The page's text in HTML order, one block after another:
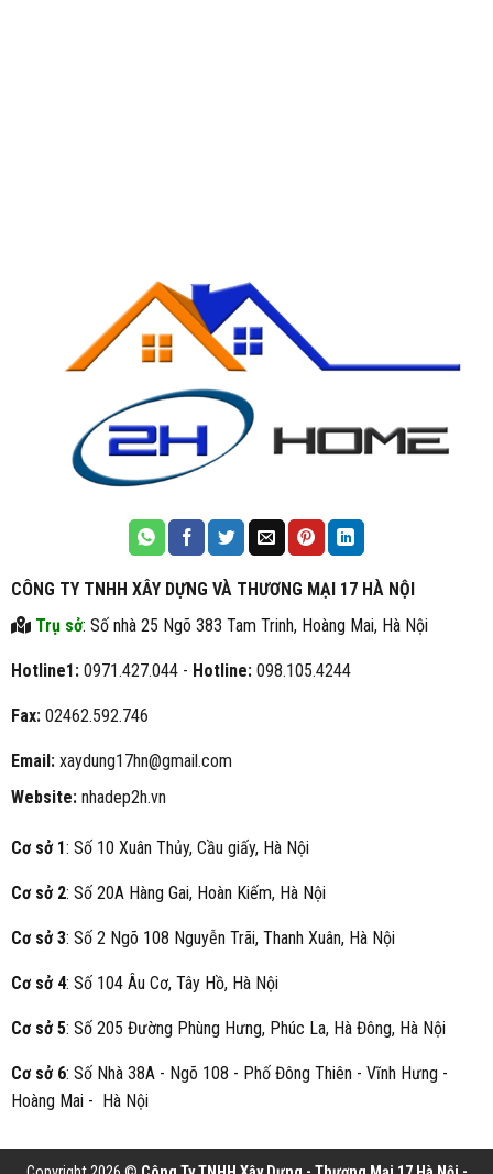
CÔNG TY TNHH XÂY DỰNG VÀ THƯƠNG MẠI 17 HÀ NỘI
Trụ sở: Số nhà 25 Ngõ 383 Tam Trinh, Hoàng Mai, Hà Nội
Hotline1:0971.427.044 - Hotline:098.105.4244
Fax:02462.592.746
Email:xaydung17hn@gmail.com
Website:nhadep2h.vn
Cơ sở 1: Số 10 Xuân Thủy, Cầu giấy, Hà Nội
Cơ sở 2: Số 20A Hàng Gai, Hoàn Kiếm, Hà Nội
Cơ sở 3: Số 2 Ngõ 108 Nguyễn Trãi, Thanh Xuân, Hà Nội
Cơ sở 4: Số 104 Âu Cơ, Tây Hồ, Hà Nội
Cơ sở 5: Số 205 Đường Phùng Hưng, Phúc La, Hà Đông, Hà Nội
Cơ sở 6: Số Nhà 38A - Ngõ 108 - Phố Đông Thiên - Vĩnh Hưng -
Hoàng Mai - Hà Nội